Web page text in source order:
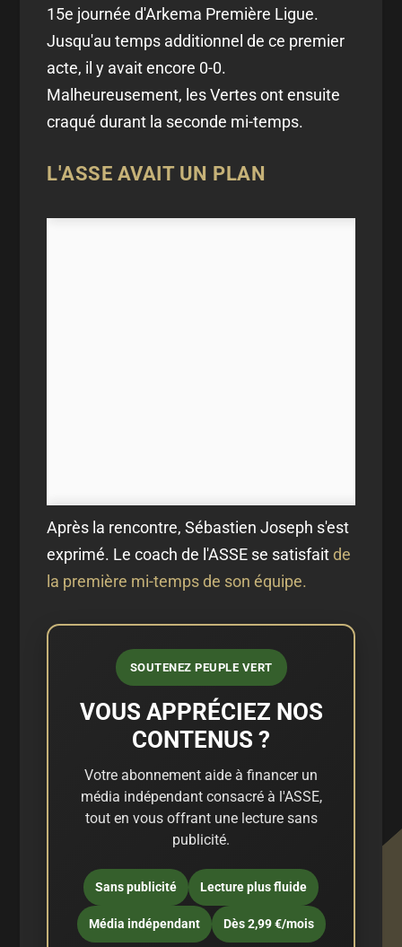
15e journée d'Arkema Première Ligue.
Jusqu'au temps additionnel de ce premier
acte, il y avait encore 0-0.
Malheureusement, les Vertes ont ensuite
craqué durant la seconde mi-temps.
L'ASSE AVAIT UN PLAN
Après la rencontre, Sébastien Joseph s'est
exprimé. Le coach de l'ASSE se satisfait de
la première mi-temps de son équipe.
SOUTENEZ PEUPLE VERT
VOUS APPRÉCIEZ NOS
CONTENUS ?
Votre abonnement aide à financer un
média indépendant consacré à l'ASSE,
tout en vous offrant une lecture sans
publicité.
Sans publicité Lecture plus fluide
Média indépendant Dès 2,99 €/mois